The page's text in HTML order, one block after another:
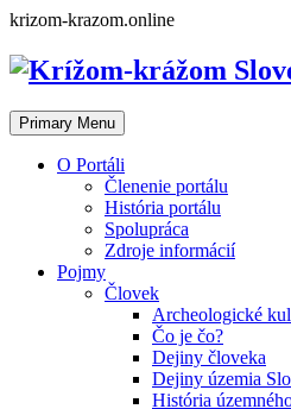
Skip
content
krizom-krazom.online
Primary Menu
O Portáli
Členenie portálu
História portálu
Spolupráca
Zdroje informácií
Pojmy
Človek
Archeologické
Čo je čo?
Dejiny človeka
Dejiny územia
História